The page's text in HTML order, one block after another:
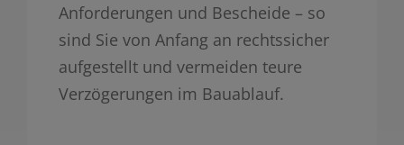
Anforderungen und Bescheide – so
sind Sie von Anfang an rechtssicher
aufgestellt und vermeiden teure
Verzögerungen im Bauablauf.